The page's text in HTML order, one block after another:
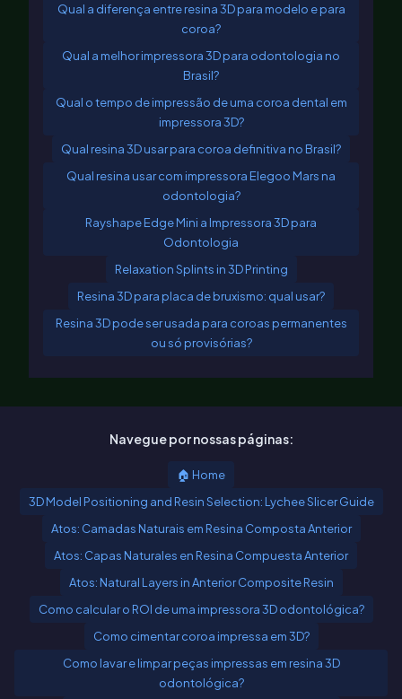
Qual a diferença entre resina 3D para modelo e para
coroa?
Qual a melhor impressora 3D para odontologia no
Brasil?
Qual o tempo de impressão de uma coroa dental em
impressora 3D?
Qual resina 3D usar para coroa definitiva no Brasil?
Qual resina usar com impressora Elegoo Mars na
odontologia?
Rayshape Edge Mini a Impressora 3D para
Odontologia
Relaxation Splints in 3D Printing
Resina 3D para placa de bruxismo: qual usar?
Resina 3D pode ser usada para coroas permanentes
ou só provisórias?
Navegue por nossas páginas:
🏠 Home
3D Model Positioning and Resin Selection: Lychee Slicer Guide
Atos: Camadas Naturais em Resina Composta Anterior
Atos: Capas Naturales en Resina Compuesta Anterior
Atos: Natural Layers in Anterior Composite Resin
Como calcular o ROI de uma impressora 3D odontológica?
Como cimentar coroa impressa em 3D?
Como lavar e limpar peças impressas em resina 3D
odontológica?